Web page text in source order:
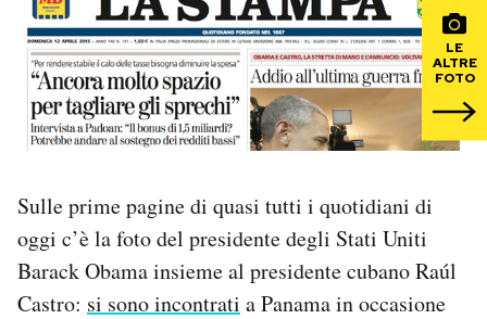
PODCAST
I MIEI PREFERITI
SHOP
LE
ALTRE
FOTO
Sulle prime pagine di quasi tutti i quotidiani di
oggi c’è la foto del presidente degli Stati Uniti
Barack Obama insieme al presidente cubano Raúl
Castro: si sono incontrati a Panama in occasione